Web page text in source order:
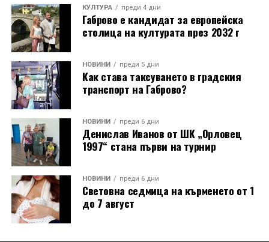
КУЛТУРА преди 4 дни
Габрово е кандидат за европейска
столица на културата през 2032 г
НОВИНИ преди 5 дни
Как става таксуването в градския
транспорт на Габрово?
НОВИНИ преди 6 дни
Денислав Иванов от ШК „Орловец
1997“ стана първи на турнир
НОВИНИ преди 6 дни
Световна седмица на кърменето от 1
до 7 август